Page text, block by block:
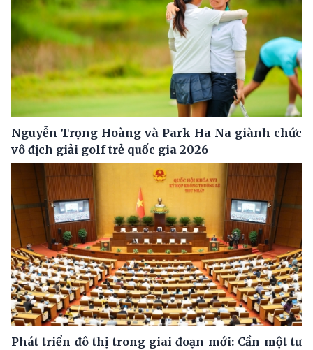
Nguyễn Trọng Hoàng và Park Ha Na giành chức
vô địch giải golf trẻ quốc gia 2026
Phát triển đô thị trong giai đoạn mới: Cần một tư